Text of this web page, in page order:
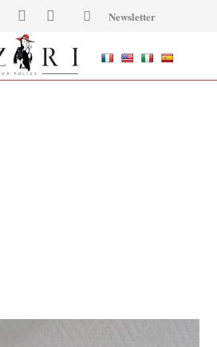
Newsletter